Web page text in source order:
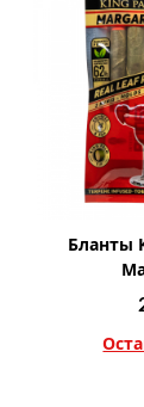
Бланты